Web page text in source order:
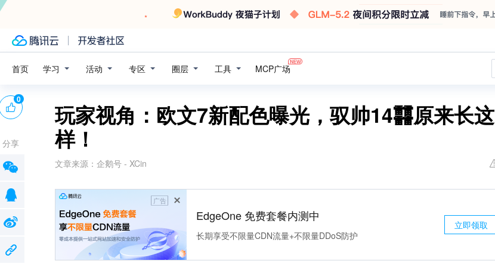
首页 学习 活动 专区 圈层 工具 MCP广场
玩家视角：欧文7新配色曝光，驭帅14䨻原来长这
样！
文章来源： 企鹅号 - XCin
广告
EdgeOne 免费套餐内测中
长期享受不限量CDN流量+不限量DDoS防护
立即领取
0
分享